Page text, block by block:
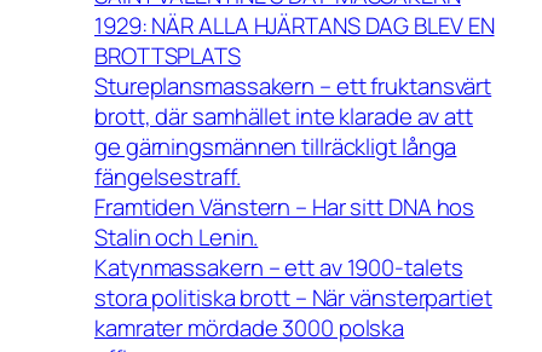
1929: NÄR ALLA HJÄRTANS DAG BLEV EN
BROTTSPLATS
Stureplansmassakern – ett fruktansvärt
brott, där samhället inte klarade av att
ge gärningsmännen tillräckligt långa
fängelsestraff.
Framtiden Vänstern – Har sitt DNA hos
Stalin och Lenin.
Katynmassakern – ett av 1900-talets
stora politiska brott – När vänsterpartiet
kamrater mördade 3000 polska